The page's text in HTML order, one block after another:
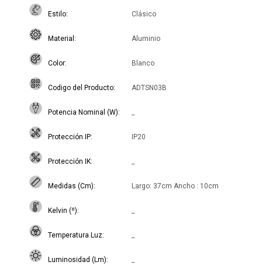
Estilo Clásico
Material Aluminio
Color Blanco
Codigo del Producto ADTSN03B
Potencia Nominal (W)
Protección IP IP20
Protección IK
Medidas (Cm) Largo: 37cm Ancho : 10cm
Kelvin (º)
Temperatura Luz
Luminosidad (Lm)